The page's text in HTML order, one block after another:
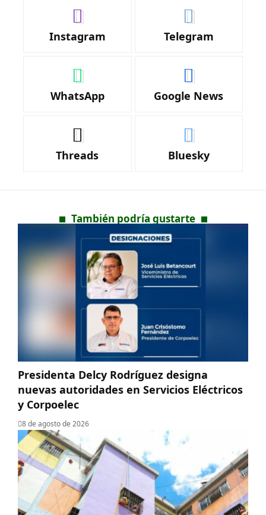
Instagram Telegram
WhatsApp Google News
Threads Bluesky
También podría gustarte
Presidenta Delcy Rodríguez designa
nuevas autoridades en Servicios Eléctricos
y Corpoelec
8 de agosto de 2026